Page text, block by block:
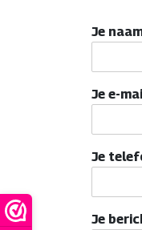
Je
Je e-
Je
Je